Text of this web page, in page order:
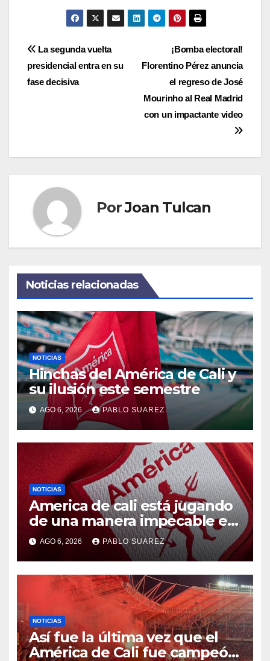
Navegación
de
¡Bomba electoral!
Florentino Pérez anuncia
el regreso de José
Mourinho al Real Madrid
con un impactante video
La segunda vuelta
presidencial entra en su
fase decisiva
PorJoan Tulcan
Noticias relacionadas
NOTICIAS
Hinchas del América de Cali y
su ilusión este semestre
AGO 6, 2026 PABLO SUAREZ
NOTICIAS
America de cali está jugando
de una manera impecable en
el fpc
AGO 6, 2026 PABLO SUAREZ
NOTICIAS
Así fue la última vez que el
América de Cali fue campeón